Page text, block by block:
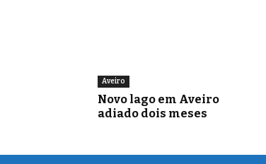
Aveiro
Novo lago em Aveiro
adiado dois meses